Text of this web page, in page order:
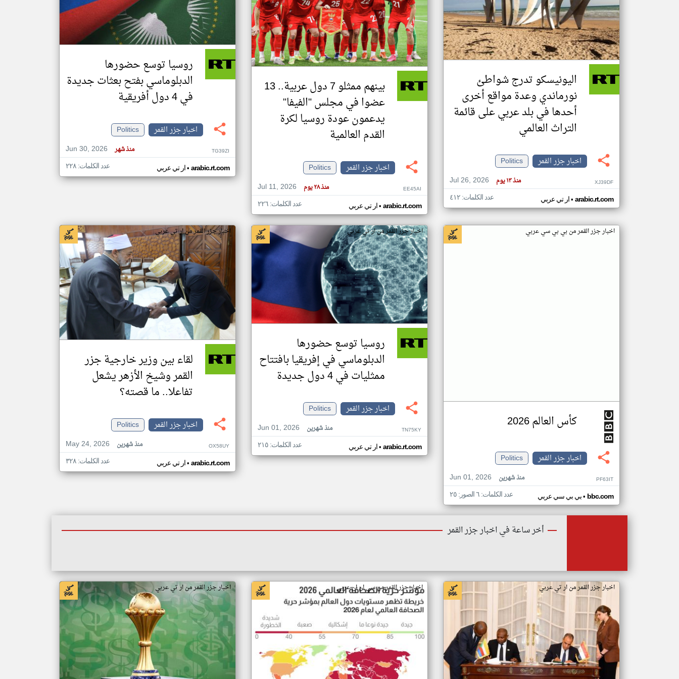
تغيير الدولة
اخبار جزر القمر على مدار الساعة
أهم اخبار جزر القمر العاجلة والمباشرة
اليونيسكو تدرج شواطئ
نورماندي وعدة مواقع أخرى
أحدها في بلد عربي على قائمة
التراث العالمي
اخبار جزر القمر
Politics
Jul 26, 2026
منذ ١٣ يوم XJ39DF
ار تي عربي• arabic.rt.com عدد الكلمات: ٤١٢
بينهم ممثلو 7 دول عربية.. 13
عضوا في مجلس "الفيفا"
يدعمون عودة روسيا لكرة
القدم العالمية
اخبار جزر القمر
Politics
Jul 11, 2026
منذ ٢٨ يوم EE45AI
ار تي عربي• arabic.rt.com عدد الكلمات: ٢٢٦
روسيا توسع حضورها
الدبلوماسي بفتح بعثات جديدة
في 4 دول أفريقية
اخبار جزر القمر
Politics
Jun 30, 2026
منذ شهر TG39ZI
ار تي عربي• arabic.rt.com عدد الكلمات: ٢٢٨
اخبار جزر القمر من بي بي سي عربي
كأس العالم 2026
اخبار جزر القمر
Politics
Jun 01, 2026
منذ شهرين PF63IT
بي بي سي عربي• bbc.com عدد الكلمات: ٦ الصور: ٢٥
اخبار جزر القمر من ار تي عربي
روسيا توسع حضورها
الدبلوماسي في إفريقيا بافتتاح
ممثليات في 4 دول جديدة
اخبار جزر القمر
Politics
Jun 01, 2026
منذ شهرين TN75KY
ار تي عربي• arabic.rt.com عدد الكلمات: ٢١٥
اخبار جزر القمر من ار تي عربي
لقاء بين وزير خارجية جزر
القمر وشيخ الأزهر يشعل
تفاعلا.. ما قصته؟
اخبار جزر القمر
Politics
May 24, 2026
منذ شهرين OX58UY
ار تي عربي• arabic.rt.com عدد الكلمات: ٣٢٨
أخر ساعة في اخبار جزر القمر
اخبار جزر القمر من ار تي عربي اخبار جزر القمر من سي ان ان عربي اخبار جزر القمر من ار تي عربي
klyoum.com